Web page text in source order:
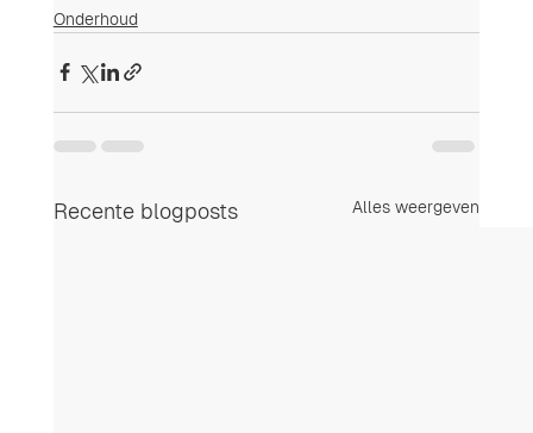
Onderhoud
Recente blogposts Alles weergeven